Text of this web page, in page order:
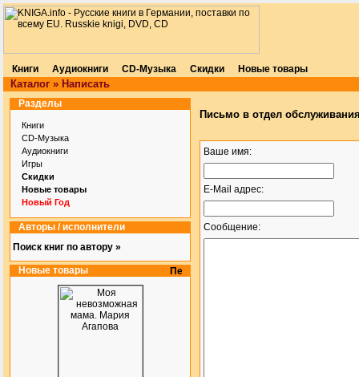
Книги Аудиокниги CD-Музыка Скидки Новые товары
Каталог » Написать
Разделы
Книги
CD-Музыка
Аудиокниги
Игры
Скидки
Новые товары
Новый Год
Авторы / исполнители
Поиск книг по автору »
Новые товары
Письмо в отдел
Ваше имя:
E-Mail адрес:
Сообщение: